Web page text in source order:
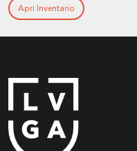
Apri Inventario